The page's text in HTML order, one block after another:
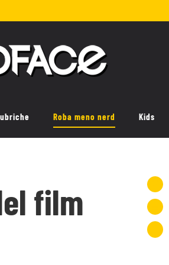
Roba meno nerd Kids
film